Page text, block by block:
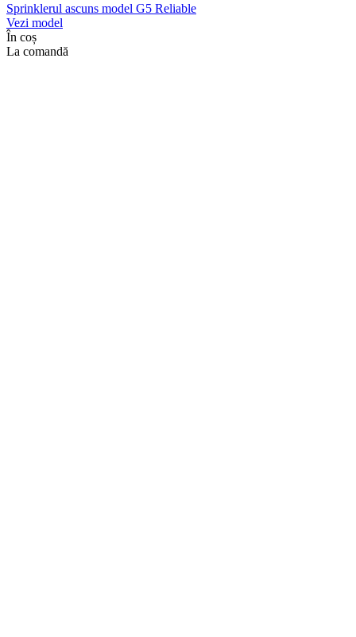
Sprinklerul ascuns model G5 Reliable
Vezi model
În coș
La comandă